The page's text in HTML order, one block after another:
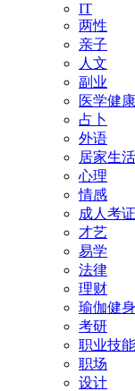
IT
两性
亲子
人文
副业
医学健康
占卜
外语
居家生活
心理
情感
成人考证
才艺
易学
法律
理财
瑜伽健身
考研
职业技
职场
设计